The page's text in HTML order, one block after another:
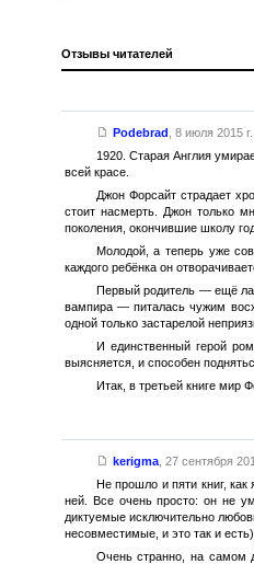
Отзывы читателей
Podebrad 8 июля 2015 г.
1920. Старая Англия
всей красе.
Джон Форсайт страдает
стоит насмерть. Джон только
поколения, окончившие школу
Молодой, а теперь уже
каждого ребёнка он
Первый родитель — ещё
вампира — питалась чужим
одной только застарелой
И единственный герой
выясняется, и способен
Итак, в третьей книге мир
kerigma, 27 сентября
Не прошло и пяти книг, как
ней. Все очень просто: он не
диктуемые исключительно
несовместимые, и это так и
Очень странно, на самом